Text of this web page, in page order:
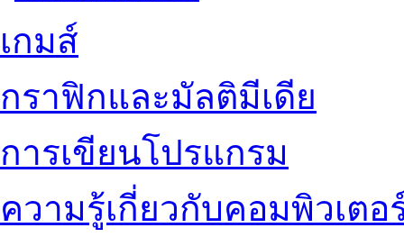
เกมส์
กราฟิกและมัลติมีเดีย
การเขียนโปรแกรม
ความรู้เกี่ยวกับคอมพิวเตอ